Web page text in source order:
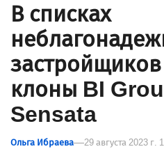
В списках
клоны BI
Sensata
Ольга Ибраева 29 августа 2023 г.